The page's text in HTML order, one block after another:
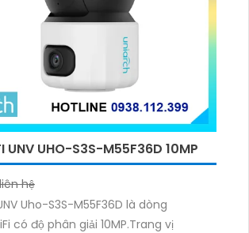
UNV UHO-S3S-M55F36D 10MP
liên hệ
Uho-S3S-M55F36D là dòng
có độ phân giải 10MP.Trang vị